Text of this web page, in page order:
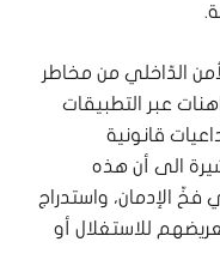
الدّاخلي من مخاطر
عبر التطبيقات
قانونية
الى أن هذه
الإدمان، واستدراج
للاستغلال أو